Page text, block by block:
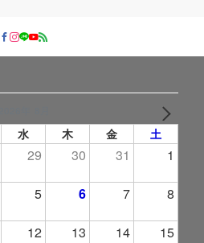
水 木 金 土
29 30 31 1
5 6 7 8
12 13 14 15